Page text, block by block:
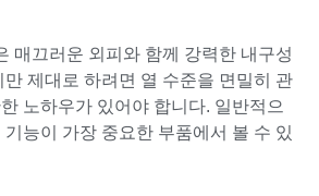
매끄러운 외피와 함께 강력한 내구성
제대로 하려면 열 수준을 면밀히 관
노하우가 있어야 합니다. 일반적으
기능이 가장 중요한 부품에서 볼 수 있